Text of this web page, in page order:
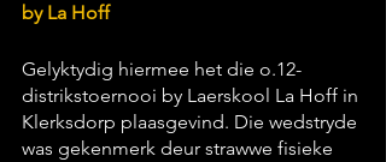
by La Hoff
Gelyktydig hiermee het die o.12-
distrikstoernooi by Laerskool La Hoff in
Klerksdorp plaasgevind. Die wedstryde
was gekenmerk deur strawwe fisieke